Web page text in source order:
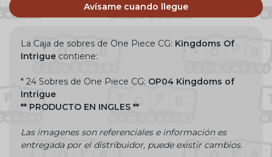
Avísame cuando llegue
La Caja de sobres de One Piece CG: Kingdoms Of
Intrigue contiene:
* 24 Sobres de One Piece CG: OP04 Kingdoms of
Intrigue
** PRODUCTO EN INGLES **
Las imagenes son referenciales e información es
entregada por el distribuidor, puede existir cambios.